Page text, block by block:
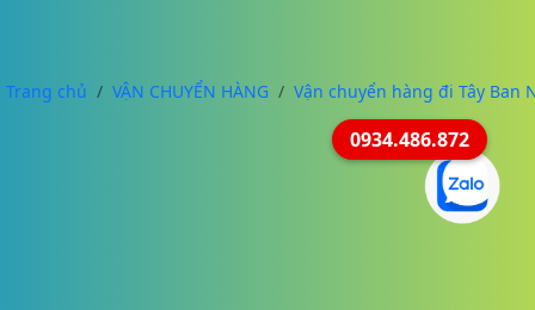
Trang chủ VẬN CHUYỂN HÀNG Vận chuyển hàng đi Tây Ban
0934.486.872